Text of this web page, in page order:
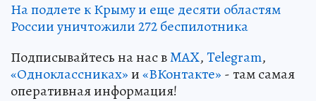
На подлете к Крыму и еще десяти областям
России уничтожили 272 беспилотника
Подписывайтесь на нас вMAX,Telegram,
«Одноклассниках»и«ВКонтакте» - там самая
оперативная информация!